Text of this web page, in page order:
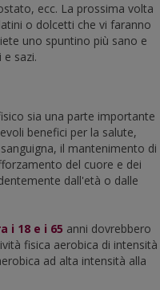
ecc. La prossima volta
o dolcetti che vi faranno
uno spuntino più sano e
sazi.
sia una parte importante
benefici per la salute,
il mantenimento di
del cuore e dei
dall'età o dalle
i 18 e i 65 anni dovrebbero
fisica aerobica di intensità
ad alta intensità alla